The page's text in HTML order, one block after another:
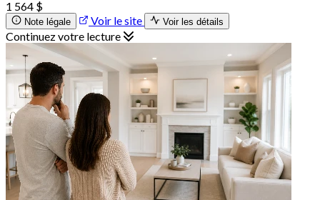
1 564 $
Note légale Voir le site Voir les détails
Continuez votre lecture